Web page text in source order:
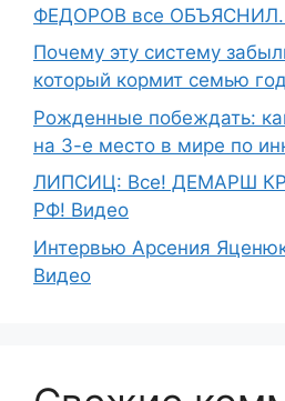
ФЕДОРОВ все ОБЪЯСНИЛ.
Почему эту систему
который кормит семью
Рожденные побеждать:
на 3-е место в мире по
ЛИПСИЦ: Все! ДЕМАРШ
РФ! Видео
Интервью Арсения
Видео